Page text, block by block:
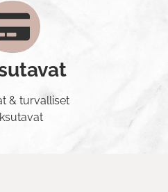
& turvalliset